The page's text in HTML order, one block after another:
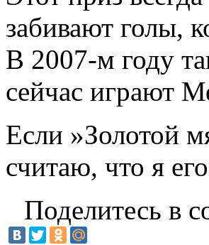
забивают голы,
В 2007-м году
сейчас играют
Если »Золотой
считаю, что я
Поделитесь в